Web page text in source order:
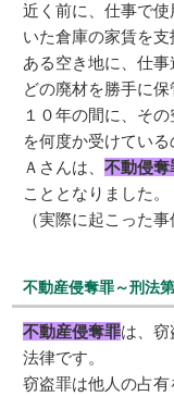
近く前に、仕事で
いた倉庫の家賃を
ある空き地に、仕
どの廃材を勝手に保
１０年の間に、そ
を何度か受けてい
Ａさんは、不動侵奪
こととなりました。
（実際に起こった
不動産侵奪罪～刑法
不動産侵奪罪は、
法律です。
窃盗罪は他人の占